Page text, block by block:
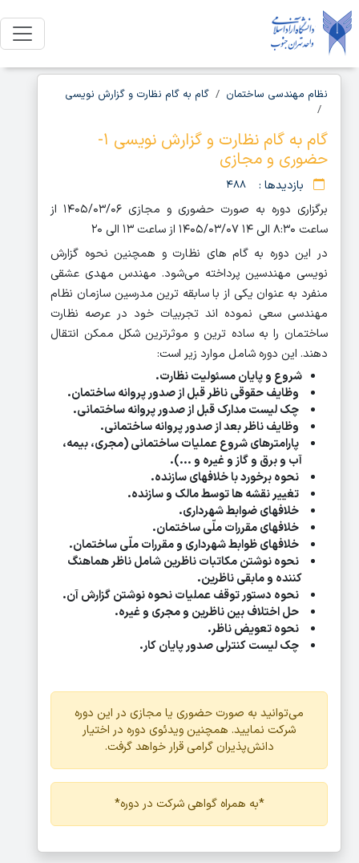
نظام مهندسی ساختمان گام به گام نظارت و گزارش نویسی
گام به گام نظارت و گزارش نویسی ۱-
حضوری و مجازی
بازدیدها : ۴۸۸
برگزاری دوره به صورت حضوری و مجازی ۱۴۰۵/۰۳/۰۶ از
ساعت ۸:۳۰ الی ۱۴ ۱۴۰۵/۰۳/۰۷ از ساعت ۱۳ الی ۲۰
در این دوره به گام های نظارت و همچنین نحوه گزارش
نویسی مهندسین پرداخته می‌شود. مهندس مهدی عشقی
منفرد به عنوان یکی از با سابقه ترین مدرسین سازمان نظام
مهندسی سعی نموده اند تجربیات خود در عرصه نظارت
ساختمان را به ساده ترین و موثرترین شکل ممکن انتقال
دهند. این دوره شامل موارد زیر است:
شروع و پایان مسئولیت نظارت.
وظایف حقوقی ناظر قبل از صدور پروانه ساختمان.
چک لیست مدارک قبل از صدور پروانه ساختمانی.
وظایف ناظر بعد از صدور پروانه ساختمانی.
پارامترهای شروع عملیات ساختمانی (مجری، بیمه،
آب و برق و گاز و غیره و ...).
نحوه برخورد با خلافهای سازنده.
تغییر نقشه ها توسط مالک و سازنده.
خلافهای ضوابط شهرداری.
خلافهای مقررات ملّی ساختمان.
خلافهای ظوابط شهرداری و مقررات ملّی ساختمان.
نحوه نوشتن مکاتبات ناظرین شامل ناظر هماهنگ
کننده و مابقی ناظرین.
نحوه دستور توقف عملیات نحوه نوشتن گزارش آن.
حل اختلاف بین ناظرین و مجری و غیره.
نحوه تعویض ناظر.
چک لیست کنترلی صدور پایان کار.
می‌توانید به صورت حضوری یا مجازی در این دوره
شرکت نمایید. همچنین ویدئوی دوره در اختیار
دانش‌پذیران گرامی قرار خواهد گرفت.
*به همراه گواهی شرکت در دوره*